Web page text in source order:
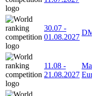
30.07 -
01.08.2027
11.08 -
21.08.2027